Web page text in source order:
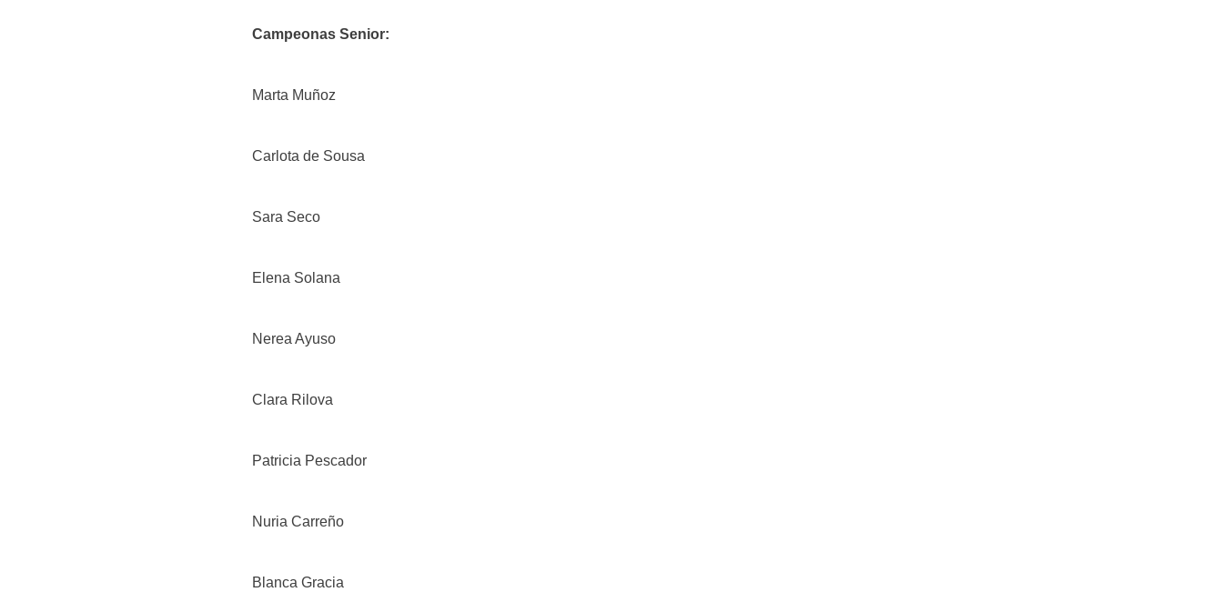
Campeonas Senior:
Marta Muñoz
Carlota de Sousa
Sara Seco
Elena Solana
Nerea Ayuso
Clara Rilova
Patricia Pescador
Nuria Carreño
Blanca Gracia